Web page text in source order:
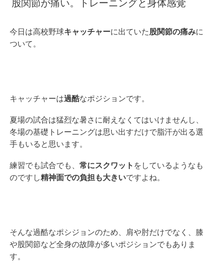
股関節が痛い。トレーニングと身体感覚
今日は高校野球キャッチャーに出ていた股関節の痛みに
ついて。
キャッチャーは過酷なポジションです。
夏場の試合は猛烈な暑さに耐えなくてはいけませんし、
冬場の基礎トレーニングは思い出すだけで脂汗が出る選
手もいると思います。
練習でも試合でも、 常にスクワット をしているようなも
のですし精神面での負担も大きいですよね。
そんな過酷なポシジョンのため、肩や肘だけでなく、膝
や股関節など全身の故障が多いポジションでもありま
す。